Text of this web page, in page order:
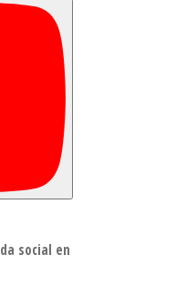
social en